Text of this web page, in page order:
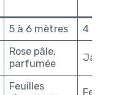
5 à 6 mètres
4 à 6
Rose pâle,
parfumée
Jaune
Feuilles